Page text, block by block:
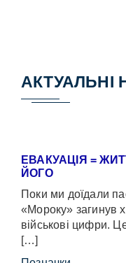
АКТУАЛЬНІ
ЕВАКУАЦІЯ =
ЙОГО
Поки ми доїдали
«Мороку» загинув
військові цифри.
[…]